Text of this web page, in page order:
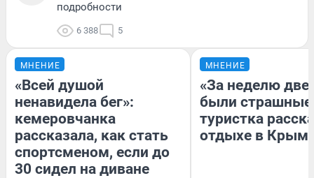
подробности
6 388 5
МНЕНИЕ
«Всей душой
ненавидела бег»:
кемеровчанка
рассказала, как стать
спортсменом, если до
30 сидел на диване
МНЕНИЕ
«За неделю две
были
туристка
отдыхе в